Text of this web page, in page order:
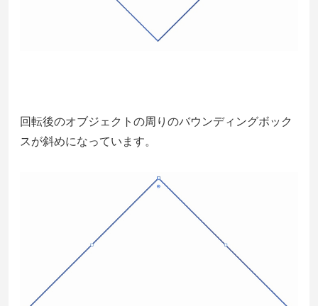
回転後のオブジェクトの周りのバウンディングボック
スが斜めになっています。